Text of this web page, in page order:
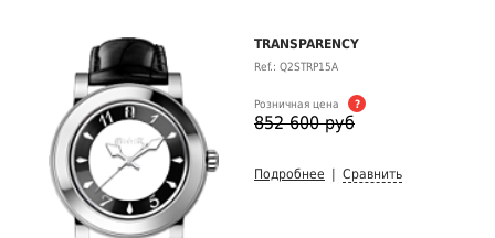
TRANSPARENCY
Ref.: Q2STRP15A
Розничная цена ?
852 600 руб
Подробнее Сравнить